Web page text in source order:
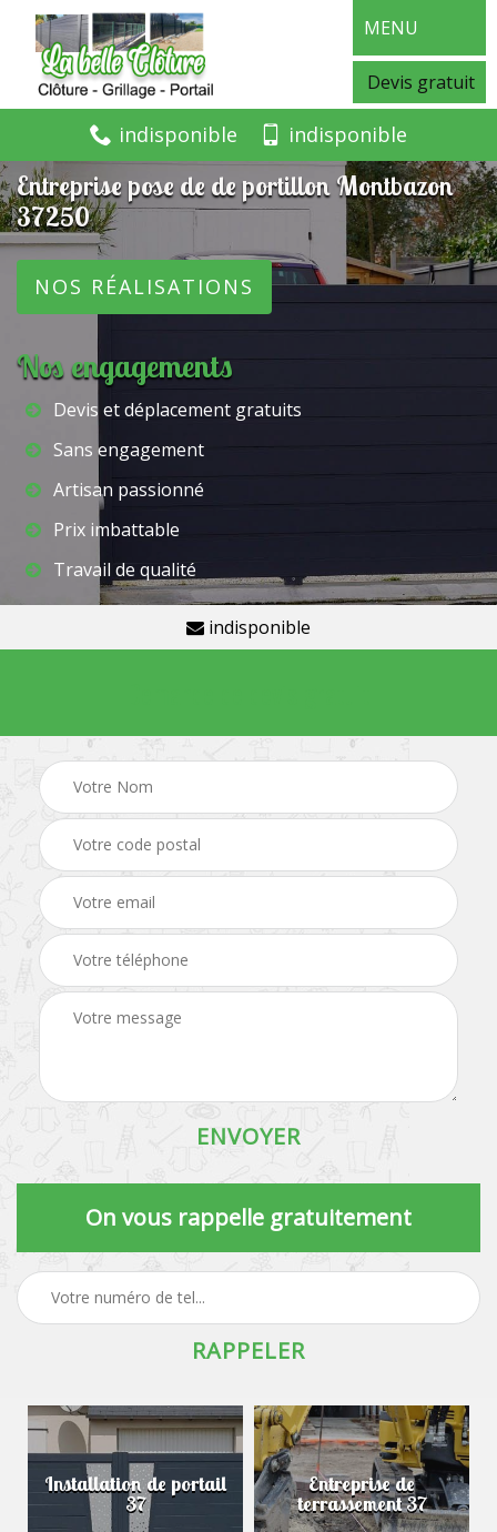
MENU
Devis gratuit
indisponible indisponible
Entreprise pose de de portillon Montbazon
37250
NOS RÉALISATIONS
Nos engagements
Devis et déplacement gratuits
Sans engagement
Artisan passionné
Prix imbattable
Travail de qualité
indisponible
On vous rappelle gratuitement
Installation de portail
37
Entreprise de
terrassement 37